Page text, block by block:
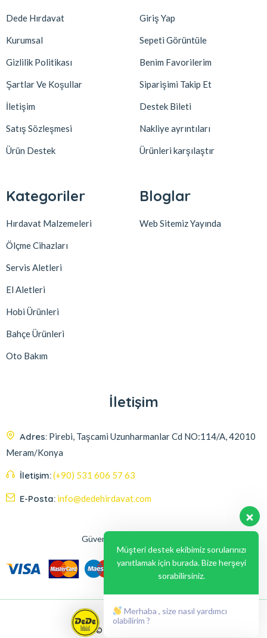
Dede Hırdavat
Kurumsal
Gizlilik Politikası
Şartlar Ve Koşullar
İletişim
Satış Sözleşmesi
Ürün Destek
Giriş Yap
Sepeti Görüntüle
Benim Favorilerim
Siparişimi Takip Et
Destek Bileti
Nakliye ayrıntıları
Ürünleri karşılaştır
Kategoriler
Hırdavat Malzemeleri
Ölçme Cihazları
Servis Aletleri
El Aletleri
Hobi Ürünleri
Bahçe Ürünleri
Oto Bakım
Bloglar
Web Sitemiz Yayında
İletişim
Adres: Pirebi, Taşcami Uzunharmanlar Cd NO:114/A, 42010
Meram/Konya
İletişim:(+90) 531 606 57 63
E-Posta: info@dedehirdavat.com
Güvenli Ödeme Seçenekleri
© 2024, Liabil Dizayn
Müşteri destek ekibimiz sorularınızı
yanıtlamak için burada. Bize herşeyi
sorabilirsiniz.
Merhaba , size nasıl yardımcı
olabilirim ?